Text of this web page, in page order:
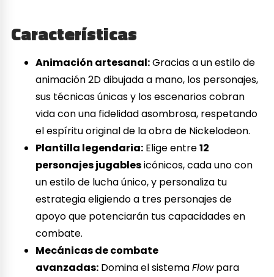
Características
Animación artesanal:Gracias a un estilo de
animación 2D dibujada a mano, los personajes,
sus técnicas únicas y los escenarios cobran
vida con una fidelidad asombrosa, respetando
el espíritu original de la obra de Nickelodeon.
Plantilla legendaria: Elige entre12
personajes jugablesicónicos, cada uno con
un estilo de lucha único, y personaliza tu
estrategia eligiendo a tres personajes de
apoyo que potenciarán tus capacidades en
combate.
Mecánicas de combate
avanzadas: Domina el sistemaFlowpara